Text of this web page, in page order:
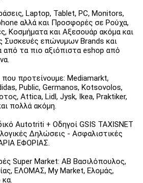
Laptop, Tablet, PC, Monitors,
αλλά και Προσφορές σε Ρούχα,
Κοσμήματα και Αξεσουάρ ακόμα και
Συσκευές επώνυμων Brands και
από τα πιο αξιόπιστα eshop από
προτείνουμε: Mediamarkt,
Public, Germanos, Kotsovolos,
Attica, Lidl, Jysk, Ikea, Praktiker,
πολλά ακόμη.
Autotriti + Οδηγοί GSIS TAXISNET
Δηλώσεις - Ασφαλιστικές
ΕΦΟΡΙΑΣ.
Super Market: ΑΒ Βασιλόπουλος,
ΕΛΟΜΑΣ, My Market, Ελομάς,
κα.